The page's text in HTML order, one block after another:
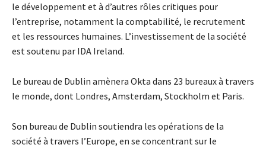
le développement et à d’autres rôles critiques pour
l’entreprise, notamment la comptabilité, le recrutement
et les ressources humaines. L’investissement de la société
est soutenu par IDA Ireland.
Le bureau de Dublin amènera Okta dans 23 bureaux à travers
le monde, dont Londres, Amsterdam, Stockholm et Paris.
Son bureau de Dublin soutiendra les opérations de la
société à travers l’Europe, en se concentrant sur le